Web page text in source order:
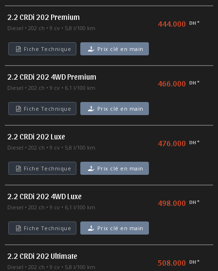
2.2 CRDi 202 Premium
Diesel 202 ch 9 cv 5,8 l/100 km 444.000 DH *
Fiche Technique Prix clé en main
2.2 CRDi 202 4WD Premium
Diesel 202 ch 9 cv 6,1 l/100 km 466.000 DH *
Fiche Technique Prix clé en main
2.2 CRDi 202 Luxe
Diesel 202 ch 9 cv 5,8 l/100 km 476.000 DH *
Fiche Technique Prix clé en main
2.2 CRDi 202 4WD Luxe
Diesel 202 ch 9 cv 6,1 l/100 km 498.000 DH *
Fiche Technique Prix clé en main
2.2 CRDi 202 Ultimate
Diesel 202 ch 9 cv 5,8 l/100 km 508.000 DH *